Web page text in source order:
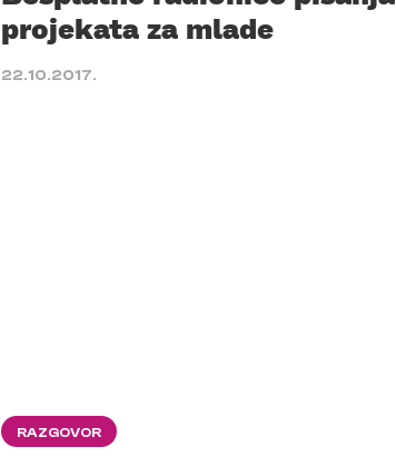
projekata za mlade
22.10.2017.
RAZGOVOR